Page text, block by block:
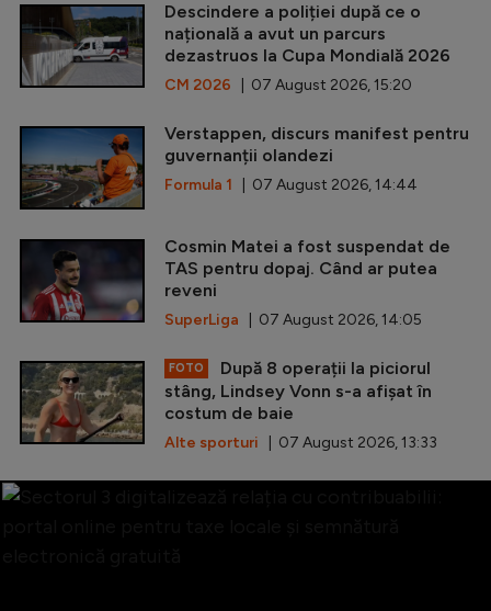
Descindere a poliției după ce o
națională a avut un parcurs
dezastruos la Cupa Mondială 2026
CM 2026 | 07 August 2026, 15:20
Verstappen, discurs manifest pentru
guvernanții olandezi
Formula 1 | 07 August 2026, 14:44
Cosmin Matei a fost suspendat de
TAS pentru dopaj. Când ar putea
reveni
SuperLiga | 07 August 2026, 14:05
FOTO
După 8 operații la piciorul
stâng, Lindsey Vonn s-a afișat în
costum de baie
Alte sporturi | 07 August 2026, 13:33